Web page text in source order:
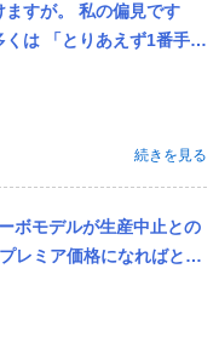
ますが。 私の偏見です
は 「とりあえず1番手が
で持ってる人が大半です
続きを見る
ボモデルが生産中止との
レミア価格になればと願
方、ご意見をお願いい